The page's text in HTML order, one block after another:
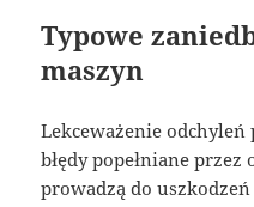
Typowe
maszyn
Lekceważenie
błędy popełniane przez
prowadzą do